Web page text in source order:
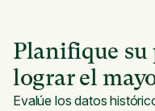
Planifique su
lograr el
Evalúe los datos